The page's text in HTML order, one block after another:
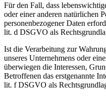
Für den Fall, dass
oder einer anderen natürlichen
personenbezogener Daten
lit. d DSGVO als
Ist die Verarbeitung zur
unseres Unternehmens oder
überwiegen die Interessen,
Betroffenen das erstgenannte
lit. f DSGVO als